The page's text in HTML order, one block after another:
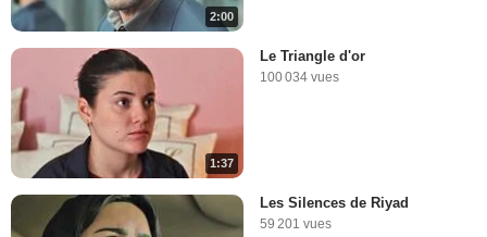
2:00
1:37
Le Triangle d'or
100 034 vues
Les Silences de Riyad
59 201 vues